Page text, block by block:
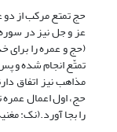
حج تمتع مرکب از
(حج و عمره را برای
تمتّع انجام شده و
مذاهب نیز اتفاق
حج، اول اعمال عمره
را بجا آورد.(نک: مغنیه،